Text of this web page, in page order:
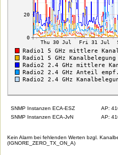
SNMP Instanzen ECA-ESZ
AP:
SNMP Instanzen ECA-JvN
AP:
Kein Alarm bei fehlenden Werten bzgl.
(IGNORE_ZERO_TX_ON_A)